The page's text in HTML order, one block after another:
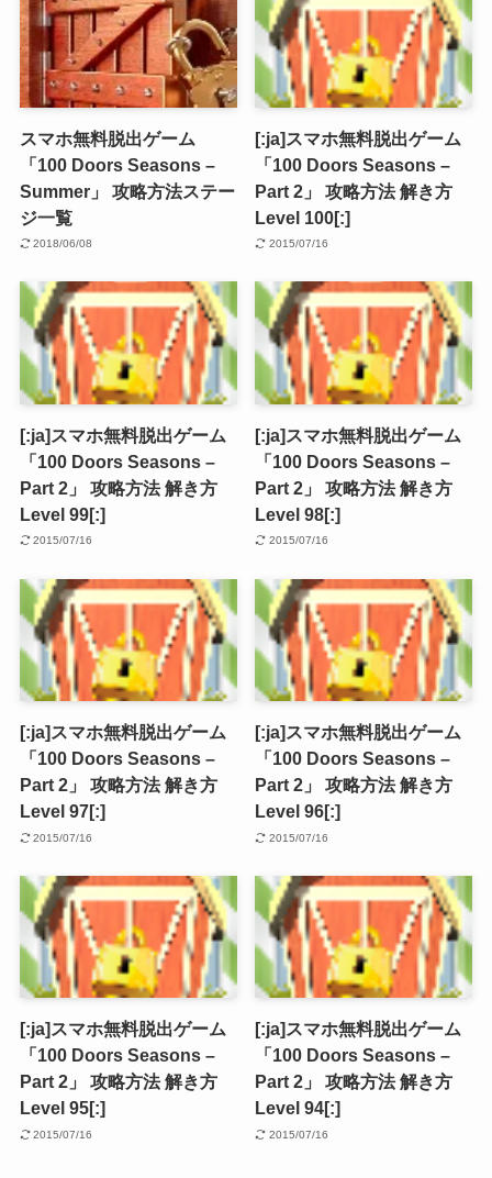
スマホ無料脱出ゲーム
「100 Doors Seasons –
Summer」 攻略方法ステー
ジ一覧
2018/06/08
[:ja]スマホ無料脱出ゲーム
「100 Doors Seasons –
Part 2」 攻略方法 解き方
Level 100[:]
2015/07/16
[:ja]スマホ無料脱出ゲーム
「100 Doors Seasons –
Part 2」 攻略方法 解き方
Level 99[:]
2015/07/16
[:ja]スマホ無料脱出ゲーム
「100 Doors Seasons –
Part 2」 攻略方法 解き方
Level 98[:]
2015/07/16
[:ja]スマホ無料脱出ゲーム
「100 Doors Seasons –
Part 2」 攻略方法 解き方
Level 97[:]
2015/07/16
[:ja]スマホ無料脱出ゲーム
「100 Doors Seasons –
Part 2」 攻略方法 解き方
Level 96[:]
2015/07/16
[:ja]スマホ無料脱出ゲーム
「100 Doors Seasons –
Part 2」 攻略方法 解き方
Level 95[:]
2015/07/16
[:ja]スマホ無料脱出ゲーム
「100 Doors Seasons –
Part 2」 攻略方法 解き方
Level 94[:]
2015/07/16